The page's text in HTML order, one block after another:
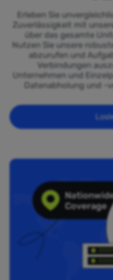
Erleben Sie
Zuverlässigkeit mit
über das gesamte
Nutzen Sie unsere
abzurufen und
Verbindungen
Unternehmen und
Datenabholung und -